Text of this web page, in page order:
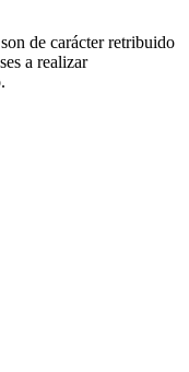
de carácter retribuido
a realizar